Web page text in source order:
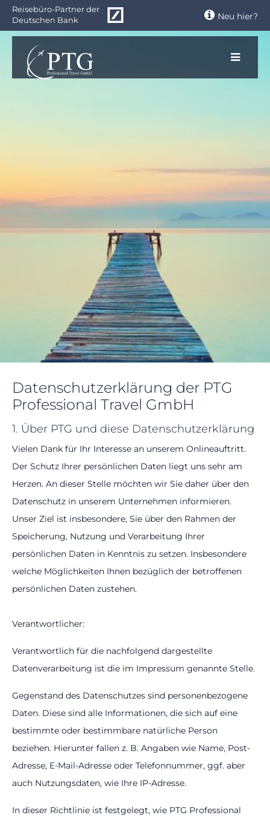
Zum
Hauptinhalt
springen
Reisebüro-Partner der
Deutschen Bank
Neu hier?
Datenschutzerklärung der PTG
Professional Travel GmbH
1. Über PTG und diese Datenschutzerklärung
Vielen Dank für Ihr Interesse an unserem Onlineauftritt.
Der Schutz Ihrer persönlichen Daten liegt uns sehr am
Herzen. An dieser Stelle möchten wir Sie daher über den
Datenschutz in unserem Unternehmen informieren.
Unser Ziel ist insbesondere, Sie über den Rahmen der
Speicherung, Nutzung und Verarbeitung Ihrer
persönlichen Daten in Kenntnis zu setzen. Insbesondere
welche Möglichkeiten Ihnen bezüglich der betroffenen
persönlichen Daten zustehen.
Verantwortlicher:
Verantwortlich für die nachfolgend dargestellte
Datenverarbeitung ist die im Impressum genannte Stelle.
Gegenstand des Datenschutzes sind personenbezogene
Daten. Diese sind alle Informationen, die sich auf eine
bestimmte oder bestimmbare natürliche Person
beziehen. Hierunter fallen z. B. Angaben wie Name, Post-
Adresse, E-Mail-Adresse oder Telefonnummer, ggf. aber
auch Nutzungsdaten, wie Ihre IP-Adresse.
In dieser Richtlinie ist festgelegt, wie PTG Professional